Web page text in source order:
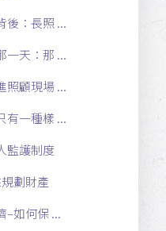
後：長照 ...
一天：那 ...
照顧現場 ...
有一種樣 ...
監護制度
劃財產
–如何保 ...